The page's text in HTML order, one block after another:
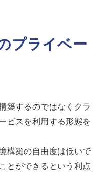
プライベー
築するのではなくクラ
ビスを利用する形態を
構築の自由度は低いで
とができるという利点